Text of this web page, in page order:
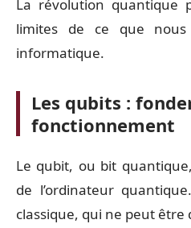
La révolution quantique
limites de ce que nous
informatique.
Les qubits :
fonctionnement
Le qubit, ou bit
de l’ordinateur
classique, qui ne peut être